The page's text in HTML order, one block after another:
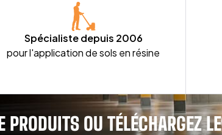
Spécialiste depuis 2006
pour l'application de sols en résine
PRODUITS OU TÉLÉCHARGEZ LE